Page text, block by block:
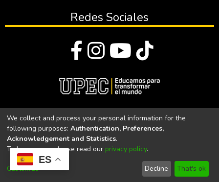
ES
Redes Sociales
Universidad Politécnica Estatal del Carchi
Universidad Politécnica Estatal del Carchi | Acreditada por el
CACES Resolución N°. 160-SE-33-CACES-2020
We collect and process your personal information for the
following purposes: Authentication, Preferences,
Acknowledgement and Statistics.
To learn more, please read our privacy policy.
Customize Decline That's ok